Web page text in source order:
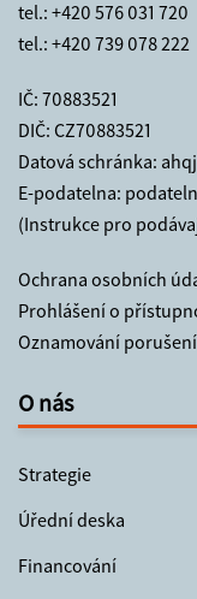
tel.: +420 576 031 720
tel.: +420 739 078 222
IČ: 70883521
DIČ: CZ70883521
Datová schránka:
E-podatelna:
(Instrukce pro
Ochrana osobních
Prohlášení o
Oznamování porušení
O nás
Strategie
Úřední deska
Financování